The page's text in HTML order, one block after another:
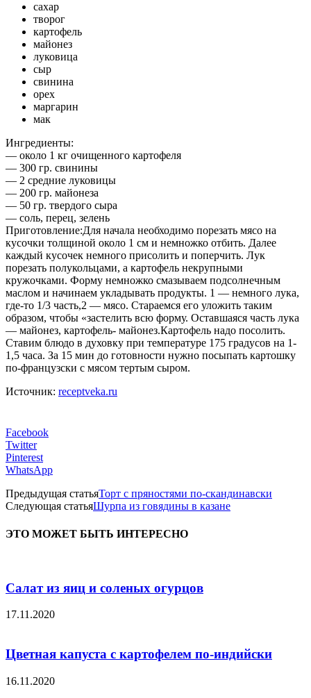
сахар
творог
картофель
майонез
луковица
сыр
свинина
орех
маргарин
мак
Ингредиенты:
— около 1 кг очищенного картофеля
— 300 гр. свинины
— 2 средние луковицы
— 200 гр. майонеза
— 50 гр. твердого сыра
— соль, перец, зелень
Приготовление:Для начала необходимо порезать мясо на
кусочки толщиной около 1 см и немножко отбить. Далее
каждый кусочек немного присолить и поперчить. Лук
порезать полукольцами, а картофель некрупными
кружочками. Форму немножко смазываем подсолнечным
маслом и начинаем укладывать продукты. 1 — немного лука,
где-то 1/3 часть,2 — мясо. Стараемся его уложить таким
образом, чтобы «застелить всю форму. Оставшаяся часть лука
— майонез, картофель- майонез.Картофель надо посолить.
Ставим блюдо в духовку при температуре 175 градусов на 1-
1,5 часа. За 15 мин до готовности нужно посыпать картошку
по-французски с мясом тертым сыром.
Источник: receptveka.ru
Facebook
Twitter
Pinterest
WhatsApp
Предыдущая статьяТорт с пряностями по-скандинавски
Следующая статьяШурпа из говядины в казане
ЭТО МОЖЕТ БЫТЬ ИНТЕРЕСНО
Салат из яиц и соленых огурцов
17.11.2020
Цветная капуста с картофелем по-индийски
16.11.2020